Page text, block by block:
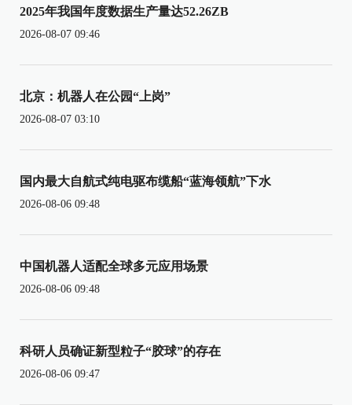
2025年我国年度数据生产量达52.26ZB
2026-08-07 09:46
北京：机器人在公园“上岗”
2026-08-07 03:10
国内最大自航式纯电驱布缆船“蓝海领航”下水
2026-08-06 09:48
中国机器人适配全球多元应用场景
2026-08-06 09:48
科研人员确证新型粒子“胶球”的存在
2026-08-06 09:47